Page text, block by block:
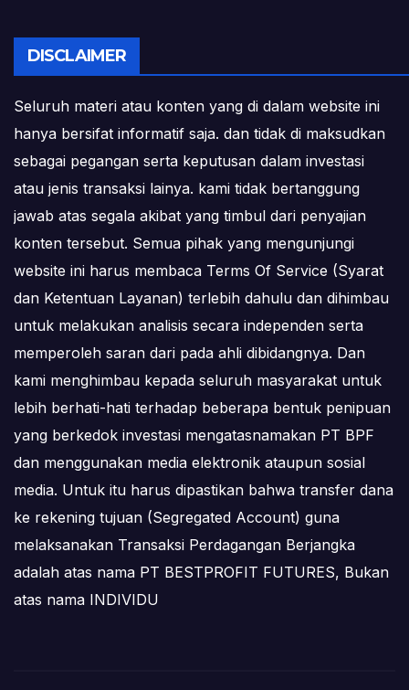
DISCLAIMER
Seluruh materi atau konten yang di dalam website ini
hanya bersifat informatif saja. dan tidak di maksudkan
sebagai pegangan serta keputusan dalam investasi
atau jenis transaksi lainya. kami tidak bertanggung
jawab atas segala akibat yang timbul dari penyajian
konten tersebut. Semua pihak yang mengunjungi
website ini harus membaca Terms Of Service (Syarat
dan Ketentuan Layanan) terlebih dahulu dan dihimbau
untuk melakukan analisis secara independen serta
memperoleh saran dari pada ahli dibidangnya. Dan
kami menghimbau kepada seluruh masyarakat untuk
lebih berhati-hati terhadap beberapa bentuk penipuan
yang berkedok investasi mengatasnamakan PT BPF
dan menggunakan media elektronik ataupun sosial
media. Untuk itu harus dipastikan bahwa transfer dana
ke rekening tujuan (Segregated Account) guna
melaksanakan Transaksi Perdagangan Berjangka
adalah atas nama PT BESTPROFIT FUTURES, Bukan
atas nama INDIVIDU